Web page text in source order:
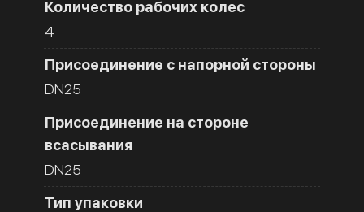
Количество рабочих колес
4
Присоединение с напорной стороны
DN25
Присоединение на стороне
всасывания
DN25
Тип упаковки